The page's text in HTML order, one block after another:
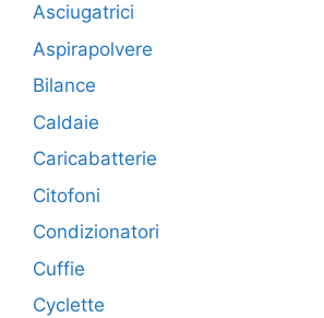
Asciugatrici
Aspirapolvere
Bilance
Caldaie
Caricabatterie
Citofoni
Condizionatori
Cuffie
Cyclette